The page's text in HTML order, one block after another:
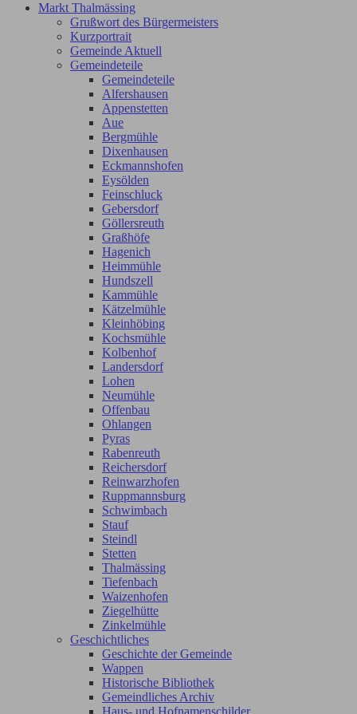
Markt Thalmässing
Grußwort des Bürgermeisters
Kurzportrait
Gemeinde Aktuell
Gemeindeteile
Gemeindeteile
Alfershausen
Appenstetten
Aue
Bergmühle
Dixenhausen
Eckmannshofen
Eysölden
Feinschluck
Gebersdorf
Göllersreuth
Graßhöfe
Hagenich
Heimmühle
Hundszell
Kammühle
Kätzelmühle
Kleinhöbing
Kochsmühle
Kolbenhof
Landersdorf
Lohen
Neumühle
Offenbau
Ohlangen
Pyras
Rabenreuth
Reichersdorf
Reinwarzhofen
Ruppmannsburg
Schwimbach
Stauf
Steindl
Stetten
Thalmässing
Tiefenbach
Waizenhofen
Ziegelhütte
Zinkelmühle
Geschichtliches
Geschichte der Gemeinde
Wappen
Historische Bibliothek
Gemeindliches Archiv